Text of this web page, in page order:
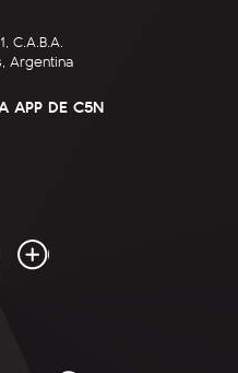
C.A.B.A.
Argentina
APP DE C5N